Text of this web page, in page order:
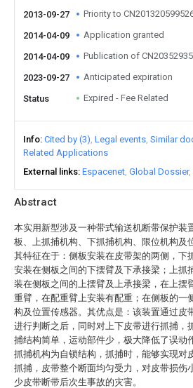
Abstract
本实用新型涉及一种带式输送机断带保护装
板、上抓捕机构、下抓捕机构、限位机构及
其特征在于：侧板安装在皮带架的两侧，下
安装在侧板之间的下摆臂及下承接梁；上抓
装在侧板之间的上摆臂及上承接梁，在上摆
重臂，在配重臂上安装有配重；在侧板的一
构及位置传感器。其优点是：该装置通过皮
进行判断之后，同时对上下皮带进行抓捕，
捕结构简单，运动部件少，极大降低了误动
抓捕机构为自锁结构，抓捕时，能够实现对
抓捕，皮带整个断面均匀受力，对皮带损伤
少皮带断带后次生事故的灾害。
2013-09-27
Priority to
2014-04-09 Application granted
2014-04-09 Publication of
2023-09-27 Anticipated expiration
Status Expired - Fee Related
Info Cited by (3) Legal events Similar
Related Applications
External links Espacenet Global Dossier